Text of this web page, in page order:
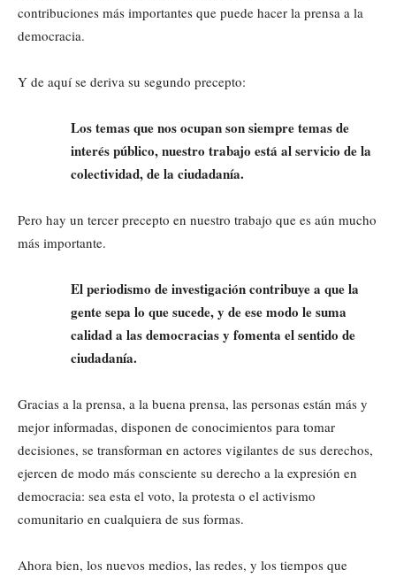
contribuciones más importantes que puede hacer la prensa a la
democracia.
Y de aquí se deriva su segundo precepto:
Los temas quenos ocupan son siempre temas de
interés público, nuestro trabajo está al servicio de la
colectividad, de la ciudadanía.
Pero hay un tercer precepto en nuestro trabajo que es aún mucho
más importante.
El periodismo de investigación contribuye a que la
gente sepa lo que sucede, y de ese modo le suma
calidad a las democracias y fomenta el sentido de
ciudadanía.
Gracias a la prensa, a la buena prensa, las personas están más y
mejor informadas, disponen de conocimientos para tomar
decisiones, se transforman en actores vigilantes de sus derechos,
ejercen de modo más consciente su derecho a la expresión en
democracia: sea esta el voto, la protesta o el activismo
comunitario en cualquiera de sus formas.
Ahora bien, los nuevos medios, las redes, y los tiempos que